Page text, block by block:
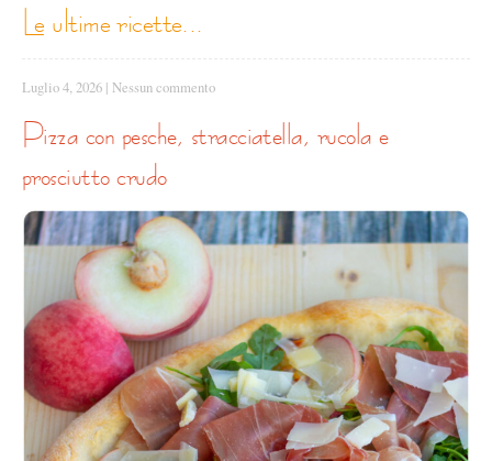
le ultime ricette...
Luglio 4, 2026 | Nessun commento
pizza con pesche, stracciatella, rucola e
prosciutto crudo